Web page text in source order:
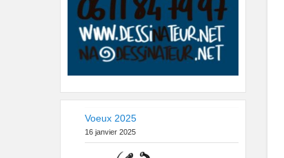
Voeux 2025
16 janvier 2025